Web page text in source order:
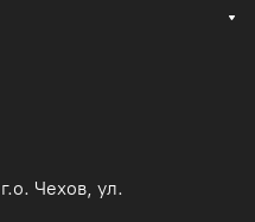
Чехов, ул.